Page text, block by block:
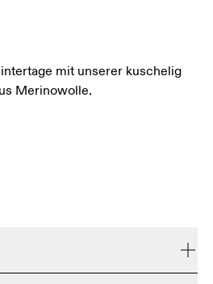
mit unserer kuschelig
Merinowolle.